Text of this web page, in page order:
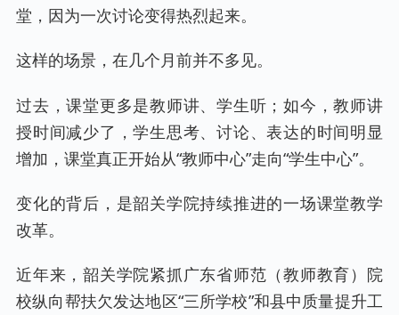
堂，因为一次讨论变得热烈起来。
这样的场景，在几个月前并不多见。
过去，课堂更多是教师讲、学生听；如今，教师讲
授时间减少了，学生思考、讨论、表达的时间明显
增加，课堂真正开始从“教师中心”走向“学生中心”。
变化的背后，是韶关学院持续推进的一场课堂教学
改革。
近年来，韶关学院紧抓广东省师范（教师教育）院
校纵向帮扶欠发达地区“三所学校”和县中质量提升工